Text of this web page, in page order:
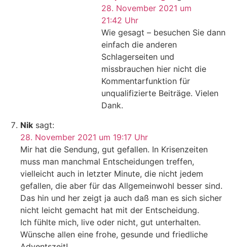
28. November 2021 um
21:42 Uhr
Wie gesagt – besuchen Sie dann
einfach die anderen
Schlagerseiten und
missbrauchen hier nicht die
Kommentarfunktion für
unqualifizierte Beiträge. Vielen
Dank.
Nik sagt:
28. November 2021 um 19:17 Uhr
Mir hat die Sendung, gut gefallen. In Krisenzeiten
muss man manchmal Entscheidungen treffen,
vielleicht auch in letzter Minute, die nicht jedem
gefallen, die aber für das Allgemeinwohl besser sind.
Das hin und her zeigt ja auch daß man es sich sicher
nicht leicht gemacht hat mit der Entscheidung.
Ich fühlte mich, live oder nicht, gut unterhalten.
Wünsche allen eine frohe, gesunde und friedliche